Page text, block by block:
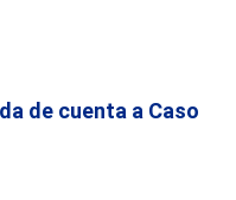
de cuenta a Caso